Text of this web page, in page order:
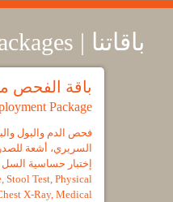
باقاتنا | Our Packages
باقة الفحص
Package
فحص الدم والبول
السريري، أشعة
إختبار حساسية السل
Stool Test, Physical
X-Ray, Medical